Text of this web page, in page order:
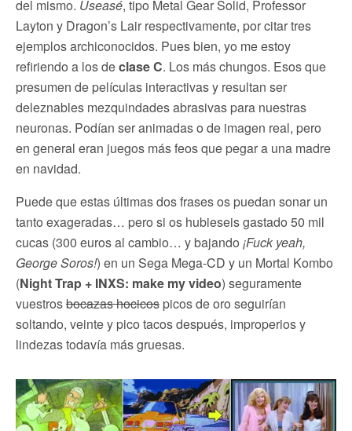
del mismo. Useasé, tipo Metal Gear Solid, Professor
Layton y Dragon’s Lair respectivamente, por citar tres
ejemplos archiconocidos. Pues bien, yo me estoy
refiriendo a los declase C. Los más chungos. Esos que
presumen de películas interactivas y resultan ser
deleznables mezquindades abrasivas para nuestras
neuronas. Podían ser animadas o de imagen real, pero
en general eran juegos más feos que pegar a una madre
en navidad.
Puede que estas últimas dos frases os puedan sonar un
tanto exageradas… pero si os hubieseis gastado 50 mil
cucas (300 euros al cambio… y bajando ¡Fuck yeah,
George Soros!) en un Sega Mega-CD y un Mortal Kombo
(Night Trap + INXS: make my video) seguramente
vuestrosbocazas hocicos picos de oro seguirían
soltando, veinte y pico tacos después, improperios y
lindezas todavía más gruesas.